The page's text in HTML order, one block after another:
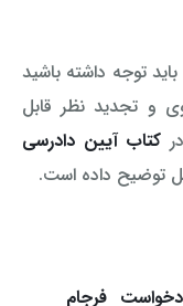
باید توجه داشته باشید
و تجدید نظر قابل
کتاب آیین دادرسی
توضیح داده است.
فرجام